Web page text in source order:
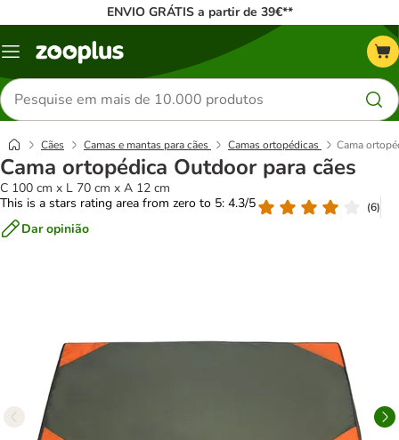
ENVIO GRÁTIS a partir de 39€**
Menu
Pesquisar
produtos
Cães Camas e mantas para cães Camas ortopédicas Cama
Cama ortopédica Outdoor para cães
C 100 cm x L 70 cm x A 12 cm
This is a stars rating area from zero to 5: 4.3/5
(6)
Dar opinião